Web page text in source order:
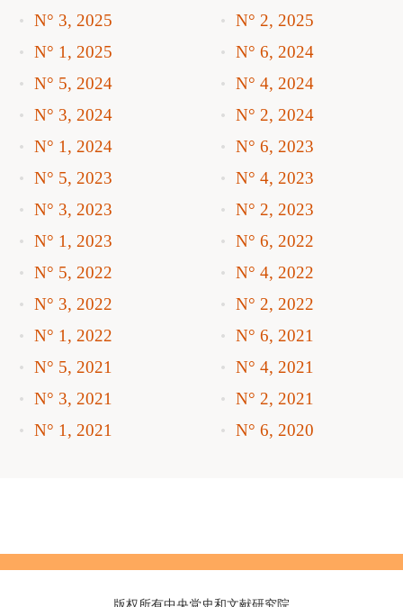
N° 3, 2025
N° 2, 2025
N° 1, 2025
N° 6, 2024
N° 5, 2024
N° 4, 2024
N° 3, 2024
N° 2, 2024
N° 1, 2024
N° 6, 2023
N° 5, 2023
N° 4, 2023
N° 3, 2023
N° 2, 2023
N° 1, 2023
N° 6, 2022
N° 5, 2022
N° 4, 2022
N° 3, 2022
N° 2, 2022
N° 1, 2022
N° 6, 2021
N° 5, 2021
N° 4, 2021
N° 3, 2021
N° 2, 2021
N° 1, 2021
N° 6, 2020